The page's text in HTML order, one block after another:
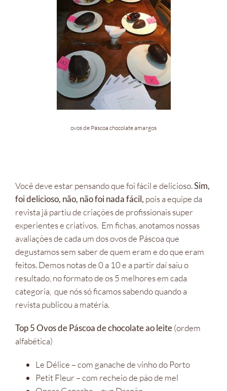
ovos de Páscoa chocolate amargos
Você deve estar pensando que foi fácil e delicioso.Sim,
foi delicioso, não, não foi nada fácil, pois a equipe da
revista já partiu de criações de profissionais super
experientes e criativos. Em fichas, anotamos nossas
avaliações de cada um dos ovos de Páscoa que
degustamos sem saber de quem eram e do que eram
feitos. Demos notas de 0 a 10 e a partir daí saiu o
resultado, no formato de os 5 melhores em cada
categoria, que nós só ficamos sabendo quando a
revista publicou a matéria.
Top 5 Ovos de Páscoa de chocolate ao leite(ordem
alfabética)
Le Délice – com ganache de vinho do Porto
Petit Fleur – com recheio de pão de mel